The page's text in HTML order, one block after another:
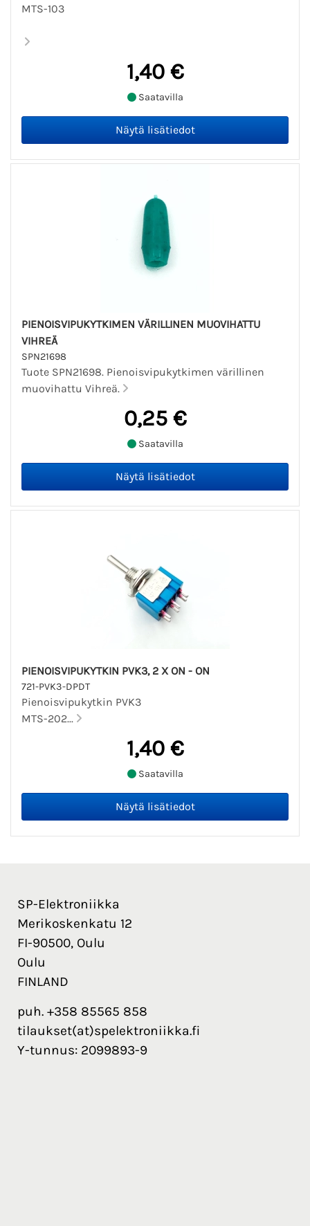
MTS-103
1,40 €
Saatavilla
PIENOISVIPUKYTKIMEN VÄRILLINEN MUOVIHATTU
VIHREÄ
SPN21698
Tuote SPN21698. Pienoisvipukytkimen värillinen
muovihattu Vihreä.
0,25 €
Saatavilla
PIENOISVIPUKYTKIN PVK3, 2 X ON - ON
721-PVK3-DPDT
Pienoisvipukytkin PVK3
MTS-202...
1,40 €
Saatavilla
SP-Elektroniikka
Merikoskenkatu 12
FI-90500, Oulu
Oulu
FINLAND
puh. +358 85565 858
tilaukset(at)spelektroniikka.fi
Y-tunnus: 2099893-9